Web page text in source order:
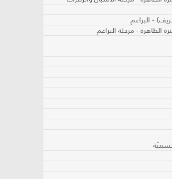
الطاهرة - مرحلة البراعم